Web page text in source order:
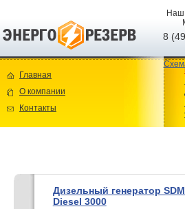
Наш
8
Главная
О компании
Контакты
Дизельный генератор
Diesel 3000